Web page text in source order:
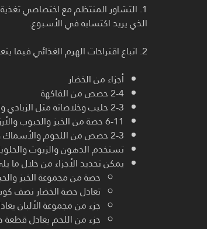
1. التشاور المنتظم مع اختصاصي
الذي يريد اكتسابه في الأسبوع.
2. اتباع اقتراحات الهرم الغذائي فيما يتعلق بالحصص اليومية وهي كالتالي:
أجزاء من الخضار
2-4 حصص من الفاكهة
2-3 حليب وخلاصاته مثل الزبادي والجبن
6-11 حصة من الخبز والحبوب والأرز والمعكرونة
2-3 حصص من اللحوم والأسماك والبقوليات
تستخدم الدهون والزيوت
يمكن تحديد الأجزاء من خلال ما
حصة من مجموعة الخبز
تعادل حصة الخضار نصف
جزء من مجموعة الألبان
جزء من اللحم يعادل